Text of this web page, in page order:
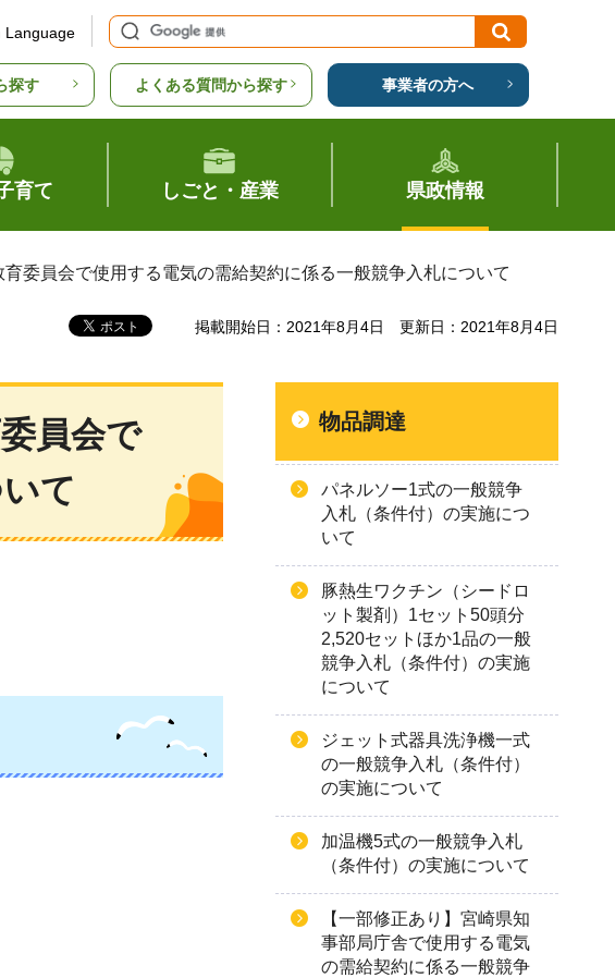
Language
探す よくある質問から探す 事業者の方へ
育て しごと・産業 県政情報
委員会で使用する電気の需給契約に係る一般競争入札について
掲載開始日：2021年8月4日 更新日：2021年8月4日
員会で
て
物品調達
パネルソー1式の一般競争
入札（条件付）の実施につ
いて
豚熱生ワクチン（シードロ
ット製剤）1セット50頭分
2,520セットほか1品の一般
競争入札（条件付）の実施
について
ジェット式器具洗浄機一式
の一般競争入札（条件付）
の実施について
加温機5式の一般競争入札
（条件付）の実施について
【一部修正あり】宮崎県知
事部局庁舎で使用する電気
の需給契約に係る一般競争